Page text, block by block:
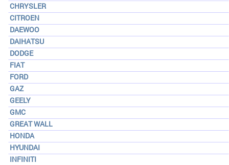
CHRYSLER
CITROEN
DAEWOO
DAIHATSU
DODGE
FIAT
FORD
GAZ
GEELY
GMC
GREAT WALL
HONDA
HYUNDAI
INFINITI